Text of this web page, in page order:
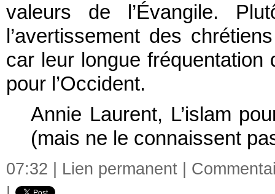
valeurs de l’Évangile.
l’avertissement des
car leur longue fréquentation
pour l’Occident.
Annie Laurent, L’islam
(mais ne le connaissent
07:32 | Lien permanent